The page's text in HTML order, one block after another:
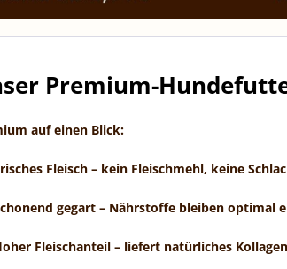
Premium-
auf einen Blick:
Fleisch – kein Fleischmehl, keine
gegart – Nährstoffe bleiben optimal
Fleischanteil – liefert natürliches